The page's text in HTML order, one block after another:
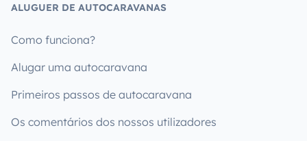
ALUGUER DE AUTOCARAVANAS
Como funciona?
Alugar uma autocaravana
Primeiros passos de autocaravana
Os comentários dos nossos utilizadores